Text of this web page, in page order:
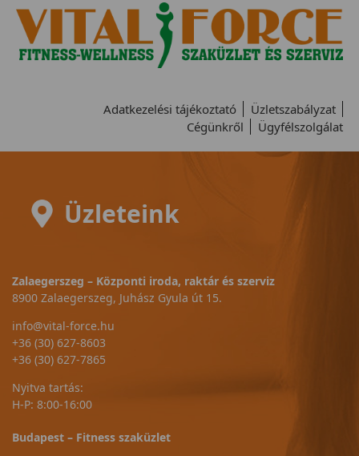
Adatkezelési tájékoztató
Üzletszabályzat
Cégünkről
Ügyfélszolgálat
Üzleteink
Zalaegerszeg – Központi iroda, raktár és szerviz
8900 Zalaegerszeg, Juhász Gyula út 15.
info@vital-force.hu
+36 (30) 627-8603
+36 (30) 627-7865
Nyitva tartás:
H-P: 8:00-16:00
Budapest – Fitness szaküzlet